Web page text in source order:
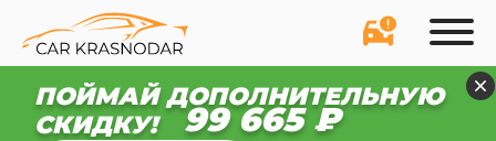
ПОЙМАЙ ДОПОЛНИТЕЛЬНУЮ
СКИДКУ!
99 665 ₽